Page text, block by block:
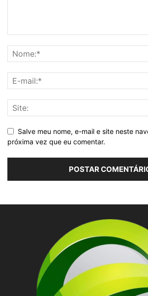
Salve meu nome, e-mail e site neste
próxima vez que eu comentar.